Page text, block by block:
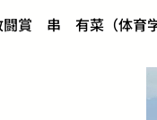
闘賞 串 有菜（体育学